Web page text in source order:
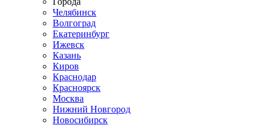
Челябинск
Волгоград
Екатеринбург
Ижевск
Казань
Киров
Краснодар
Красноярск
Москва
Нижний Новгород
Новосибирск